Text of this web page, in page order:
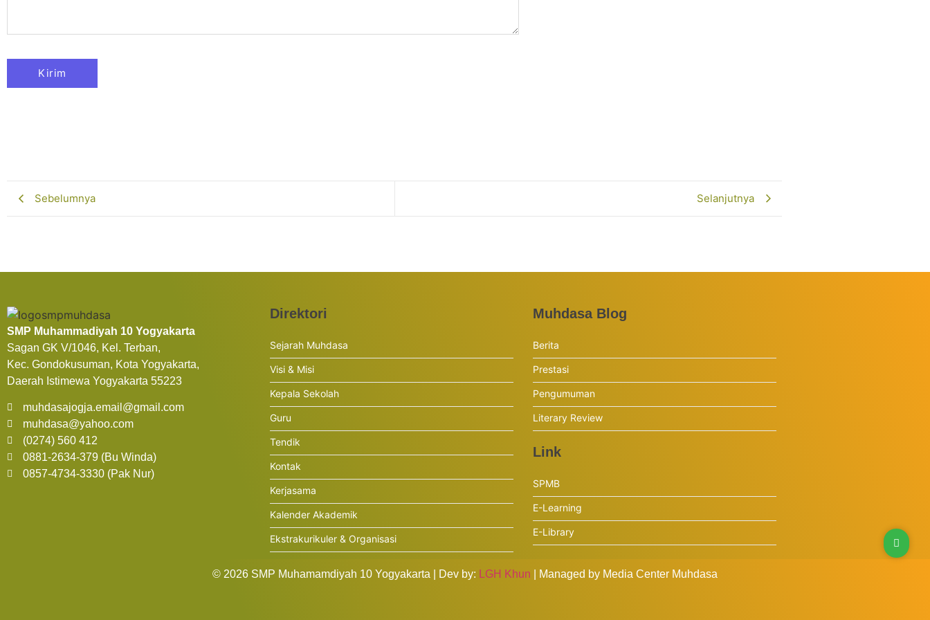
Sebelumnya Selanjutnya
SMP Muhammadiyah 10 Yogyakarta
Sagan GK V/1046, Kel. Terban,
Kec. Gondokusuman, Kota Yogyakarta,
Daerah Istimewa Yogyakarta 55223
muhdasajogja.email@gmail.com
muhdasa@yahoo.com
(0274) 560 412
0881-2634-379 (Bu Winda)
0857-4734-3330 (Pak Nur)
Direktori
Sejarah Muhdasa
Visi & Misi
Kepala Sekolah
Guru
Tendik
Kontak
Kerjasama
Kalender Akademik
Ekstrakurikuler & Organisasi
Muhdasa Blog
Berita
Prestasi
Pengumuman
Literary Review
Link
SPMB
E-Learning
E-Library
© 2026 SMP Muhamamdiyah 10 Yogyakarta | Dev by: LGH Khun | Managed by Media Center Muhdasa